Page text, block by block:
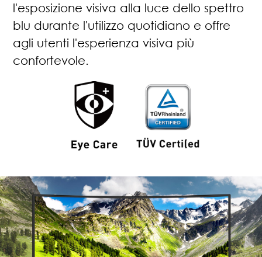
l'esposizione visiva alla luce dello spettro
blu durante l'utilizzo quotidiano e offre
agli utenti l'esperienza visiva più
confortevole.